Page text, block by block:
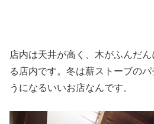
店内は天井が高く、木がふんだ
る店内です。冬は薪ストーブの
うになるいいお店なんです。